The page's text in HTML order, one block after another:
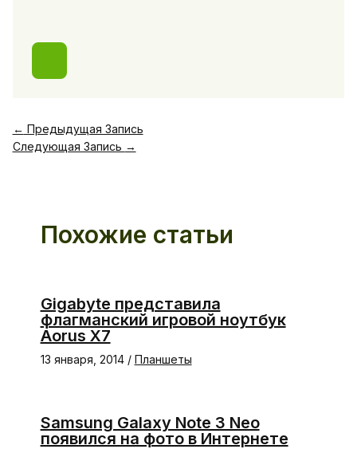
← Предыдущая Запись
Следующая Запись →
Похожие статьи
Gigabyte представила
флагманский игровой ноутбук
Aorus X7
13 января, 2014 / Планшеты
Samsung Galaxy Note 3 Neo
появился на фото в Интернете